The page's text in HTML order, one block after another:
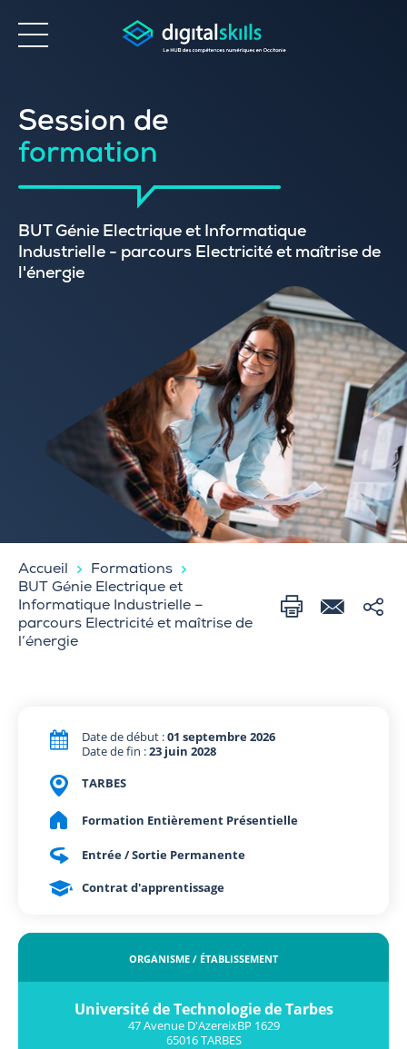
Accessibilité
Session de
formation
BUT Génie Electrique et Informatique
Industrielle - parcours Electricité et maîtrise de
l'énergie
Accueil
Formations
BUT Génie Electrique et
Informatique Industrielle –
parcours Electricité et maîtrise de
l’énergie
Date de début :01 septembre 2026
Date de fin :23 juin 2028
TARBES
Formation Entièrement Présentielle
Entrée / Sortie Permanente
Contrat d'apprentissage
ORGANISME / ÉTABLISSEMENT
Université de Technologie de Tarbes
47 Avenue D'AzereixBP 1629
65016 TARBES